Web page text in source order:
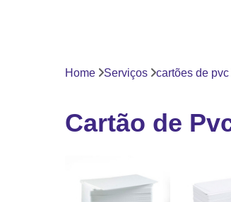
Home Serviços cartões de pvc
Cartão de